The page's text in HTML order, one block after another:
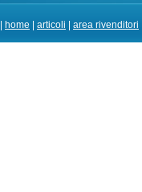
home articoli area rivenditori